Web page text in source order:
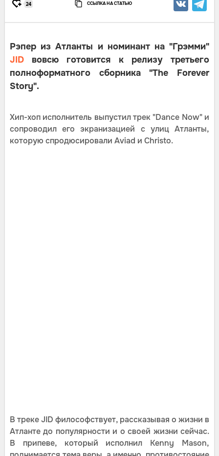
24 ССЫЛКА НА СТАТЬЮ
Рэпер из Атланты и номинант на "Грэмми"
JID вовсю готовится к релизу третьего
полноформатного сборника "The Forever
Story".
Хип-хоп исполнитель выпустил трек "Dance Now" и
сопроводил его экранизацией с улиц Атланты,
которую спродюсировали Aviad и Christo.
В треке JID философствует, рассказывая о жизни в
Атланте до популярности и о своей жизни сейчас.
В припеве, который исполнил Kenny Mason,